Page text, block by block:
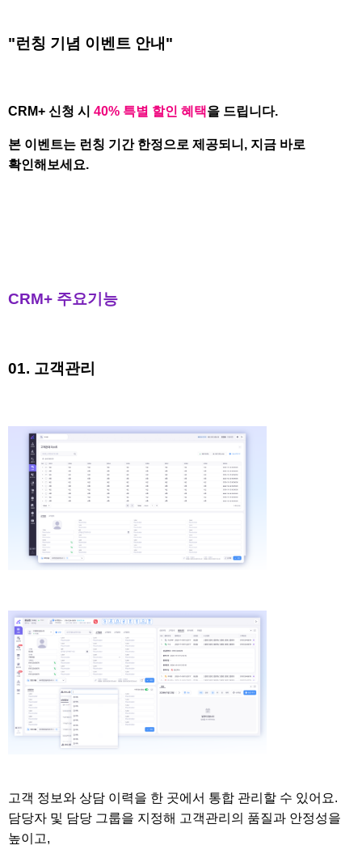
"런칭 기념 이벤트 안내"
CRM+ 신청 시 40% 특별 할인 혜택을 드립니다.
본 이벤트는 런칭 기간 한정으로 제공되니, 지금 바로
확인해보세요.
CRM+ 주요기능
01. 고객관리
고객 정보와 상담 이력을 한 곳에서 통합 관리할 수 있어요.
담당자 및 담당 그룹을 지정해 고객관리의 품질과 안정성을
높이고,